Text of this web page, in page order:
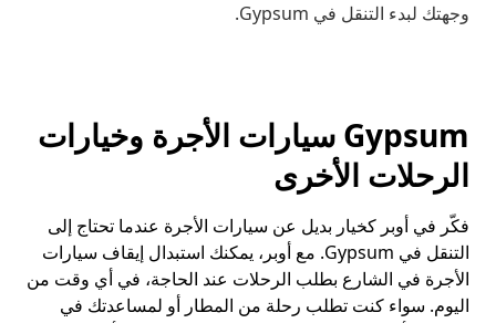
وجهتك لبدء التنقل في Gypsum.
Gypsum سيارات الأجرة وخيارات
الرحلات الأخرى
فكّر في أوبر كخيار بديل عن سيارات الأجرة عندما تحتاج إلى
التنقل في Gypsum. مع أوبر، يمكنك استبدال إيقاف سيارات
الأجرة في الشارع بطلب الرحلات عند الحاجة، في أي وقت من
اليوم. سواء كنت تطلب رحلة من المطار أو لمساعدتك في